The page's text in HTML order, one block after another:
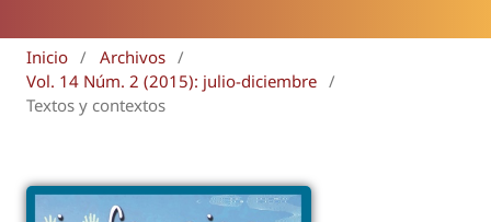
Inicio / Archivos /
Vol. 14 Núm. 2 (2015): julio-diciembre /
Textos y contextos